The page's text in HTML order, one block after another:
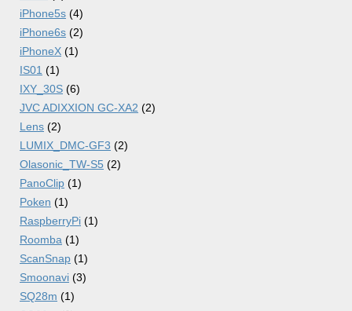
iPhone5s (4)
iPhone6s (2)
iPhoneX (1)
IS01 (1)
IXY_30S (6)
JVC ADIXXION GC-XA2 (2)
Lens (2)
LUMIX_DMC-GF3 (2)
Olasonic_TW-S5 (2)
PanoClip (1)
Poken (1)
RaspberryPi (1)
Roomba (1)
ScanSnap (1)
Smoonavi (3)
SQ28m (1)